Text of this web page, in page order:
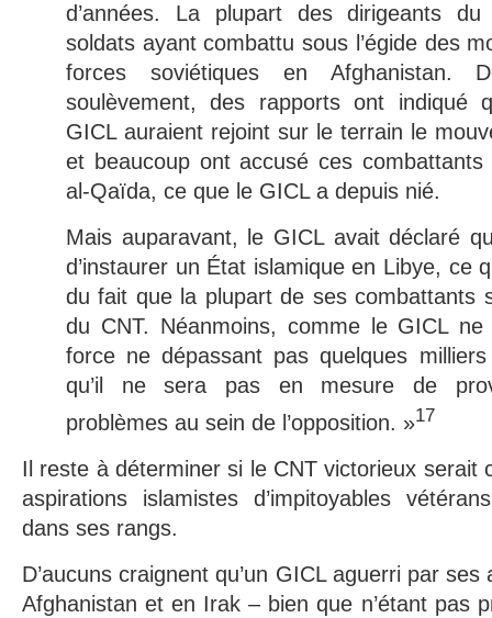
d’années. La plupart des dirigeants du
soldats ayant combattu sous l’égide des
forces soviétiques en Afghanistan.
soulèvement, des rapports ont indiqué
GICL auraient rejoint sur le terrain le
et beaucoup ont accusé ces combattants
al-Qaïda, ce que le GICL a depuis nié.
Mais auparavant, le GICL avait déclaré
d’instaurer un État islamique en Libye, ce
du fait que la plupart de ses combattants
du CNT. Néanmoins, comme le GICL ne
force ne dépassant pas quelques
qu’il ne sera pas en mesure de
problèmes au sein de l’opposition. »17
Il reste à déterminer si le CNT victorieux serait
aspirations islamistes d’impitoyables
dans ses rangs.
D’aucuns craignent qu’un GICL aguerri par
Afghanistan et en Irak – bien que n’étant pas